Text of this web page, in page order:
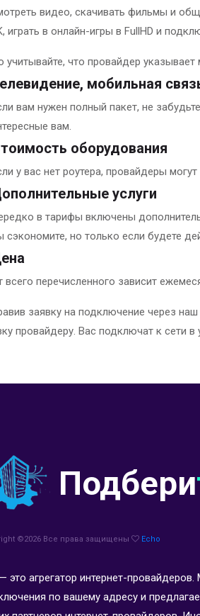
видео, скачивать фильмы и
играть в онлайн-игры в FullHD и
учитывайте, что провайдер
мобильная
вам нужен полный пакет, не
вам.
оборудования
у вас нет роутера, провайдеры
услуги
в тарифы включены
сэкономите, но только если будете
всего перечисленного зависит
заявку на подключение через
провайдеру. Вас подключат к сети
Подбери
©2026 Все права защищены Echo
это агрегатор интернет-
по вашему адресу и